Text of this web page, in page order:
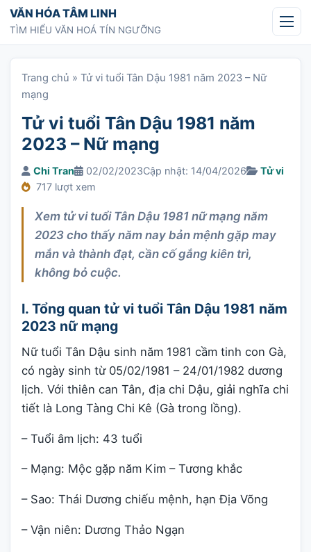
Chuyển tới nội dung
VĂN HÓA TÂM LINH
TÌM HIỂU VĂN HOÁ TÍN NGƯỠNG
Trang chủ » Tử vi tuổi Tân Dậu 1981 năm 2023 – Nữ
mạng
Tử vi tuổi Tân Dậu 1981 năm
2023 – Nữ mạng
Chi Tran 02/02/2023Cập nhật: 14/04/2026
Tử vi
717 lượt xem
Xem tử vi tuổi Tân Dậu 1981 nữ mạng năm
2023 cho thấy năm nay bản mệnh gặp may
mắn và thành đạt, cần cố gắng kiên trì,
không bỏ cuộc.
I. Tổng quan tử vi tuổi Tân Dậu 1981 năm
2023 nữ mạng
Nữ tuổi Tân Dậu sinh năm 1981 cầm tinh con Gà,
có ngày sinh từ 05/02/1981 – 24/01/1982 dương
lịch. Với thiên can Tân, địa chi Dậu, giải nghĩa chi
tiết là Long Tàng Chi Kê (Gà trong lồng).
– Tuổi âm lịch: 43 tuổi
– Mạng: Mộc gặp năm Kim – Tương khắc
– Sao: Thái Dương chiếu mệnh, hạn Địa Võng
– Vận niên: Dương Thảo Ngạn